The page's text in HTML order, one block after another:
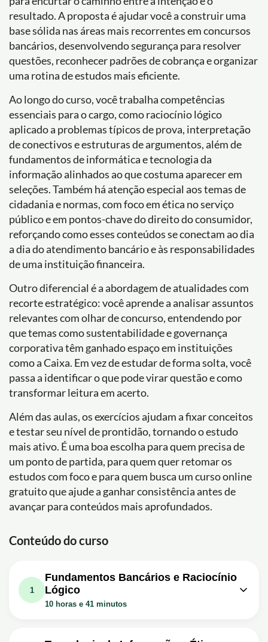
resultado. A proposta é ajudar você a construir uma
base sólida nas áreas mais recorrentes em concursos
bancários, desenvolvendo segurança para resolver
questões, reconhecer padrões de cobrança e organizar
uma rotina de estudos mais eficiente.
Ao longo do curso, você trabalha competências
essenciais para o cargo, como raciocínio lógico
aplicado a problemas típicos de prova, interpretação
de conectivos e estruturas de argumentos, além de
fundamentos de informática e tecnologia da
informação alinhados ao que costuma aparecer em
seleções. Também há atenção especial aos temas de
cidadania e normas, com foco em ética no serviço
público e em pontos-chave do direito do consumidor,
reforçando como esses conteúdos se conectam ao dia
a dia do atendimento bancário e às responsabilidades
de uma instituição financeira.
Outro diferencial é a abordagem de atualidades com
recorte estratégico: você aprende a analisar assuntos
relevantes com olhar de concurso, entendendo por
que temas como sustentabilidade e governança
corporativa têm ganhado espaço em instituições
como a Caixa. Em vez de estudar de forma solta, você
passa a identificar o que pode virar questão e como
transformar leitura em acerto.
Além das aulas, os exercícios ajudam a fixar conceitos
e testar seu nível de prontidão, tornando o estudo
mais ativo. É uma boa escolha para quem precisa de
um ponto de partida, para quem quer retomar os
estudos com foco e para quem busca um curso online
gratuito que ajude a ganhar consistência antes de
avançar para conteúdos mais aprofundados.
Conteúdo do curso
1
Fundamentos Bancários e Raciocínio
Lógico
10 horas e 41 minutos
Zero Caixa Econômica Federal